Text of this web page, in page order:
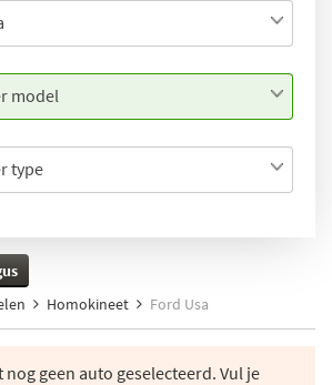
model
type
Homokineet Ford Usa
nog geen auto geselecteerd. Vul je